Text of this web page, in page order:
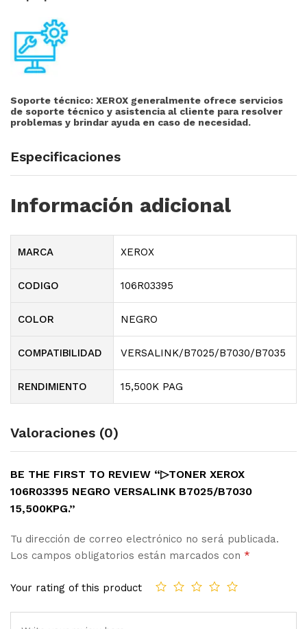
Soporte técnico: XEROX generalmente ofrece servicios
de soporte técnico y asistencia al cliente para resolver
problemas y brindar ayuda en caso de necesidad.
Especificaciones
Información adicional
MARCA XEROX
CODIGO 106R03395
COLOR NEGRO
COMPATIBILIDAD VERSALINK/B7025/B7030/B7035
RENDIMIENTO 15,500K PAG
Valoraciones (0)
BE THE FIRST TO REVIEW “▷TONER XEROX
106R03395 NEGRO VERSALINK B7025/B7030
15,500KPG.”
Tu dirección de correo electrónico no será publicada.
Los campos obligatorios están marcados con *
Your rating of this product